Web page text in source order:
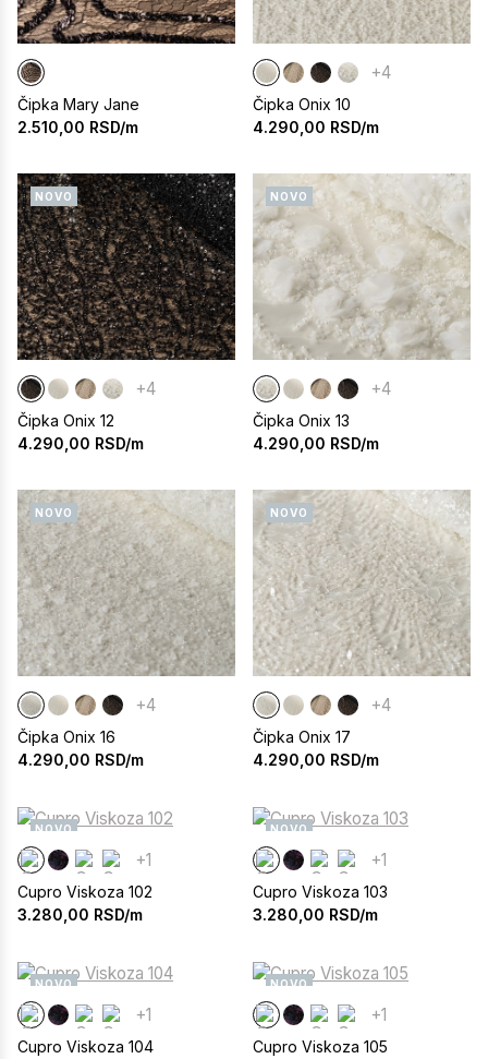
Čipka Mary Jane
2.510,00 RSD/m
+4
Čipka Onix 10
4.290,00 RSD/m
NOVO
+4
Čipka Onix 12
4.290,00 RSD/m
NOVO
+4
Čipka Onix 13
4.290,00 RSD/m
NOVO
+4
Čipka Onix 16
4.290,00 RSD/m
NOVO
+4
Čipka Onix 17
4.290,00 RSD/m
NOVO
+1
Cupro Viskoza 102
3.280,00 RSD/m
NOVO
+1
Cupro Viskoza 103
3.280,00 RSD/m
NOVO
+1
Cupro Viskoza 104
NOVO
+1
Cupro Viskoza 105